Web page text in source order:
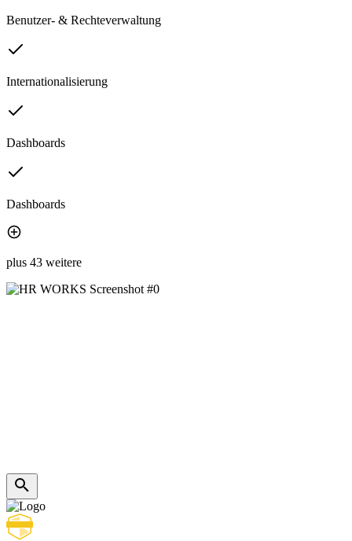
Benutzer- & Rechteverwaltung
Internationalisierung
Dashboards
Dashboards
plus 43 weitere